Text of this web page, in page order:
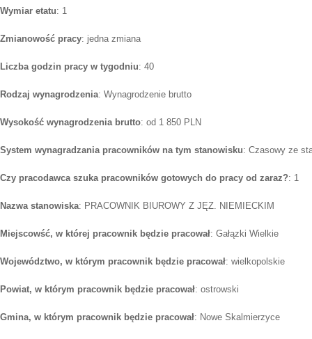
Wymiar etatu: 1
Zmianowość pracy: jedna zmiana
Liczba godzin pracy w tygodniu: 40
Rodzaj wynagrodzenia: Wynagrodzenie brutto
Wysokość wynagrodzenia brutto: od 1 850 PLN
System wynagradzania pracowników na tym stanowisku: Czasowy ze
Czy pracodawca szuka pracowników gotowych do pracy od zaraz?: 1
Nazwa stanowiska: PRACOWNIK BIUROWY Z JĘZ. NIEMIECKIM
Miejscowść, w której pracownik będzie pracował: Gałązki Wielkie
Województwo, w którym pracownik będzie pracował: wielkopolskie
Powiat, w którym pracownik będzie pracował: ostrowski
Gmina, w którym pracownik będzie pracował: Nowe Skalmierzyce